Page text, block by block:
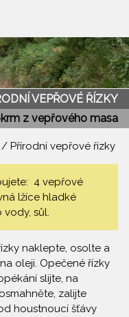
VEPŘOVÉ ŘÍZKY
z vepřového masa
/ Přírodní vepřové řízky
4 vepřové
lžíce hladké
vody, sůl.
naklepte, osolte a
oleji. Opečené řízky
slijte, na
zalijte
houstnoucí šťávy